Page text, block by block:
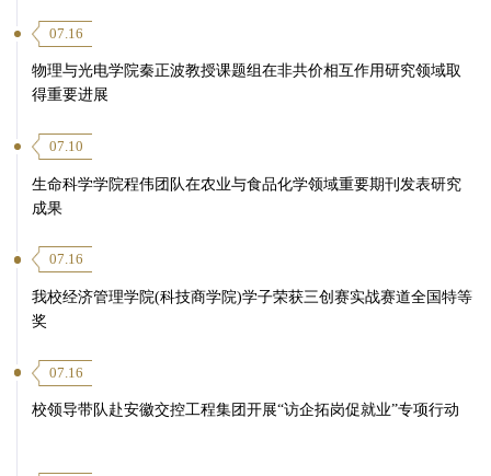
07.16
物理与光电学院秦正波教授课题组在非共价相互作用研究领域取
得重要进展
07.10
生命科学学院程伟团队在农业与食品化学领域重要期刊发表研究
成果
07.16
我校经济管理学院(科技商学院)学子荣获三创赛实战赛道全国特等
奖
07.16
校领导带队赴安徽交控工程集团开展“访企拓岗促就业”专项行动